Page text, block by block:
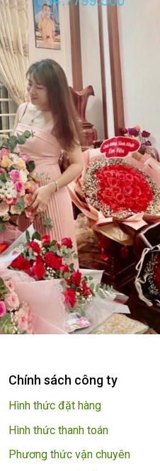
Chính sách công ty
Hình thức đặt hàng
Hình thức thanh toán
Phương thức vận chuyên